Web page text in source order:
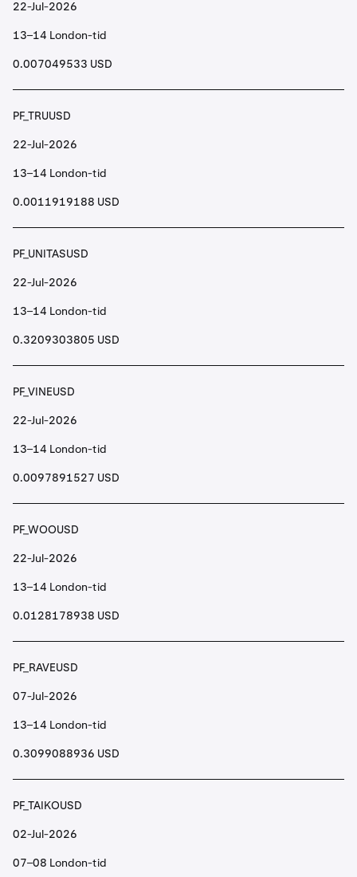
22-Jul-2026
13–14 London-tid
0.007049533 USD
PF_TRUUSD
22-Jul-2026
13–14 London-tid
0.0011919188 USD
PF_UNITASUSD
22-Jul-2026
13–14 London-tid
0.3209303805 USD
PF_VINEUSD
22-Jul-2026
13–14 London-tid
0.0097891527 USD
PF_WOOUSD
22-Jul-2026
13–14 London-tid
0.0128178938 USD
PF_RAVEUSD
07-Jul-2026
13–14 London-tid
0.3099088936 USD
PF_TAIKOUSD
02-Jul-2026
07–08 London-tid